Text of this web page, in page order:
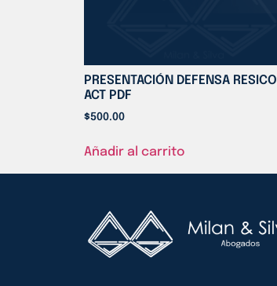
PRESENTACIÓN DEFENSA RESICO
ACT PDF
$500.00
Añadir al carrito